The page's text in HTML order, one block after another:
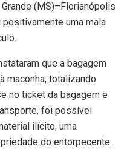
(MS)–Florianópolis
uma mala
que a bagagem
maconha, totalizando
no ticket da bagagem e
foi possível
ilícito, uma
do entorpecente.